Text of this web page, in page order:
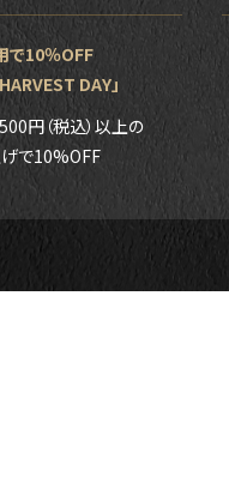
で10％OFF
DAY」
円（税込）以上の
で10%OFF